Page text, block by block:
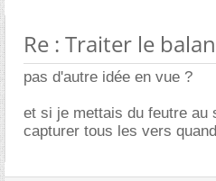
Re : Traiter le
pas d'autre idée en vue ?
et si je mettais du feutre au
capturer tous les vers